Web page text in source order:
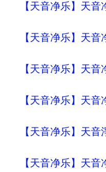
【天音净乐】天
【天音净乐】天
【天音净乐】天
【天音净乐】天
【天音净乐】天
【天音净乐】天